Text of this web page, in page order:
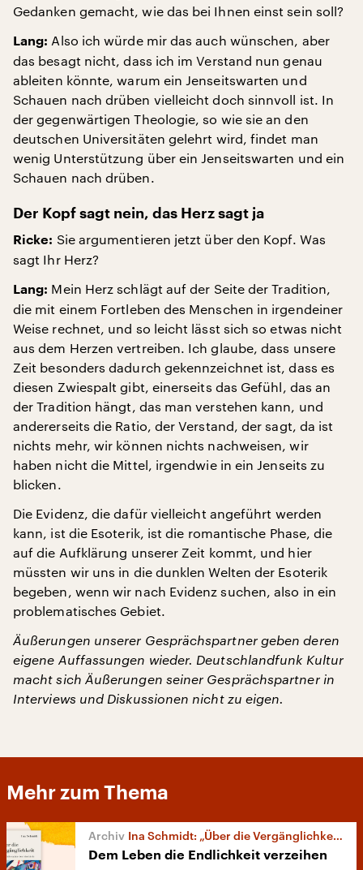
Gedanken gemacht, wie das bei Ihnen einst sein soll?
Lang: Also ich würde mir das auch wünschen, aber
das besagt nicht, dass ich im Verstand nun genau
ableiten könnte, warum ein Jenseitswarten und
Schauen nach drüben vielleicht doch sinnvoll ist. In
der gegenwärtigen Theologie, so wie sie an den
deutschen Universitäten gelehrt wird, findet man
wenig Unterstützung über ein Jenseitswarten und ein
Schauen nach drüben.
Der Kopf sagt nein, das Herz sagt ja
Ricke: Sie argumentieren jetzt über den Kopf. Was
sagt Ihr Herz?
Lang: Mein Herz schlägt auf der Seite der Tradition,
die mit einem Fortleben des Menschen in irgendeiner
Weise rechnet, und so leicht lässt sich so etwas nicht
aus dem Herzen vertreiben. Ich glaube, dass unsere
Zeit besonders dadurch gekennzeichnet ist, dass es
diesen Zwiespalt gibt, einerseits das Gefühl, das an
der Tradition hängt, das man verstehen kann, und
andererseits die Ratio, der Verstand, der sagt, da ist
nichts mehr, wir können nichts nachweisen, wir
haben nicht die Mittel, irgendwie in ein Jenseits zu
blicken.
Die Evidenz, die dafür vielleicht angeführt werden
kann, ist die Esoterik, ist die romantische Phase, die
auf die Aufklärung unserer Zeit kommt, und hier
müssten wir uns in die dunklen Welten der Esoterik
begeben, wenn wir nach Evidenz suchen, also in ein
problematisches Gebiet.
Äußerungen unserer Gesprächspartner geben deren
eigene Auffassungen wieder. Deutschlandfunk Kultur
macht sich Äußerungen seiner Gesprächspartner in
Interviews und Diskussionen nicht zu eigen.
Mehr zum Thema
Ina Schmidt: „Über die Vergänglichkeit“
Dem Leben die Endlichkeit verzeihen